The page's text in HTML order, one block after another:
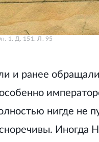
1. Д. 151. Л. 95
и ранее
нигде не
Иногда